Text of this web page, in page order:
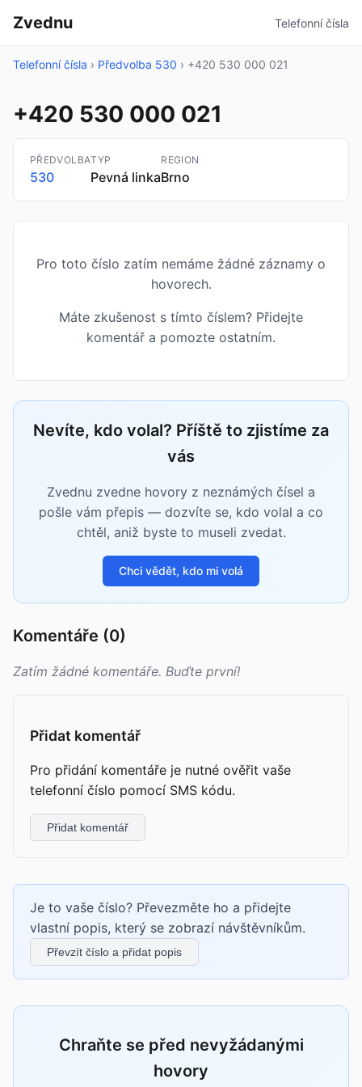
Zvednu Telefonní čísla
Telefonní čísla › Předvolba 530 › +420 530 000 021
+420 530 000 021
PŘEDVOLBA
530
TYP
Pevná linka
REGION
Brno
Pro toto číslo zatím nemáme žádné záznamy o
hovorech.
Máte zkušenost s tímto číslem? Přidejte
komentář a pomozte ostatním.
Nevíte, kdo volal? Příště to zjistíme za
vás
Zvednu zvedne hovory z neznámých čísel a
pošle vám přepis — dozvíte se, kdo volal a co
chtěl, aniž byste to museli zvedat.
Chci vědět, kdo mi volá
Komentáře (0)
Zatím žádné komentáře. Buďte první!
Přidat komentář
Pro přidání komentáře je nutné ověřit vaše
telefonní číslo pomocí SMS kódu.
Přidat komentář
Je to vaše číslo? Převezměte ho a přidejte
vlastní popis, který se zobrazí návštěvníkům.
Převzít číslo a přidat popis
Chraňte se před nevyžádanými
hovory